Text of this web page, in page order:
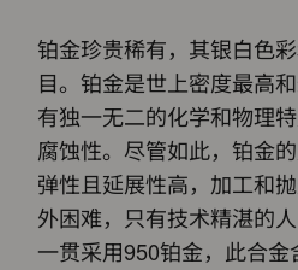
铂金珍贵稀有，其银白色
目。铂金是世上密度最高
有独一无二的化学和物理
腐蚀性。尽管如此，铂金
弹性且延展性高，加工和
外困难，只有技术精湛的
一贯采用950铂金，此合